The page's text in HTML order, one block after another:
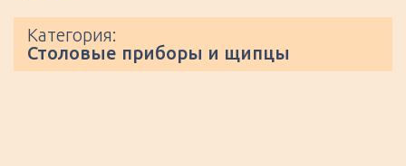
Категория:
Столовые приборы и щипцы